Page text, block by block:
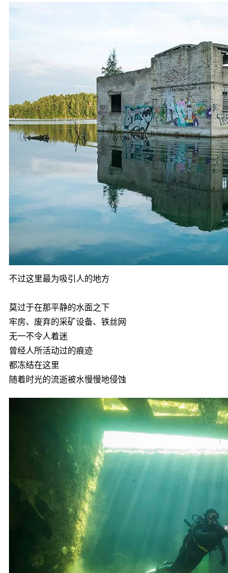
不过这里最为吸引人的地方
莫过于在那平静的水面之下
牢房、废弃的采矿设备、铁丝网
无一不令人着迷
曾经人所活动过的痕迹
都冻结在这里
随着时光的流逝被水慢慢地侵蚀